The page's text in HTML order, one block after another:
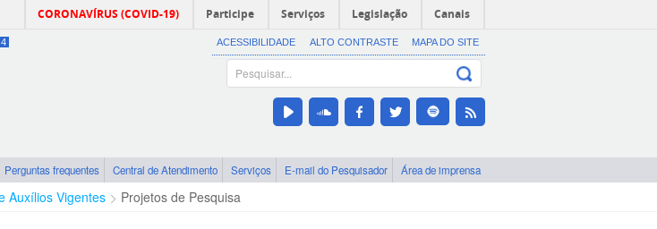
CORONAVÍRUS (COVID-19) Participe Serviços Legislação Canais
4 ACESSIBILIDADE ALTO CONTRASTE MAPA DO SITE
Perguntas frequentes Central de Atendimento Serviços E-mail do Pesquisador Área de imprensa
Auxílios Vigentes Projetos de Pesquisa